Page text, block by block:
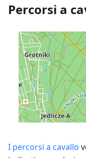
Percorsi a
I percorsi a cavallo